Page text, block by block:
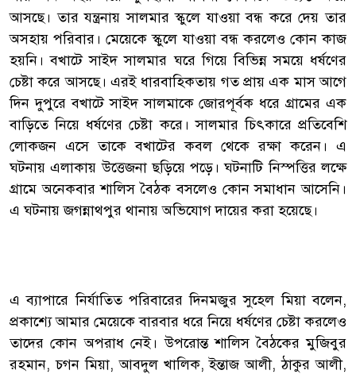
আসছে। তার যন্ত্রনায় সালমার স্কুলে যাওয়া বন্ধ করে দেয় তার
অসহায় পরিবার। মেয়েকে স্কুলে যাওয়া বন্ধ করলেও কোন কাজ
হয়নি। বখাটে সাইদ সালমার ঘরে গিয়ে বিভিন্ন সময়ে ধর্ষণের
চেষ্টা করে আসছে। এরই ধারবাহিকতায় গত প্রায় এক মাস আগে
দিন দুপুরে বখাটে সাইদ সালমাকে জোরপূর্বক ধরে গ্রামের এক
বাড়িতে নিয়ে ধর্ষণের চেষ্টা করে। সালমার চিৎকারে প্রতিবেশি
লোকজন এসে তাকে বখাটের কবল থেকে রক্ষা করেন। এ
ঘটনায় এলাকায় উত্তেজনা ছড়িয়ে পড়ে। ঘটনাটি নিস্পত্তির লক্ষে
গ্রামে অনেকবার শালিস বৈঠক বসলেও কোন সমাধান আসেনি।
এ ঘটনায় জগন্নাথপুর থানায় অভিযোগ দায়ের করা হয়েছে।
এ ব্যাপারে নির্যাতিত পরিবারের দিনমজুর সুহেল মিয়া বলেন,
প্রকাশ্যে আমার মেয়েকে বারবার ধরে নিয়ে ধর্ষণের চেষ্টা করলেও
তাদের কোন অপরাধ নেই। উপরোন্ত শালিস বৈঠকের মুজিবুর
রহমান, চগন মিয়া, আবদুল খালিক, ইন্তাজ আলী, ঠাকুর আলী,